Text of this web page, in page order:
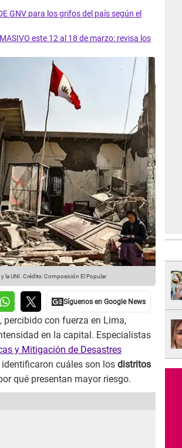
GNV para los grifos del país según el
este 12 al 18 de marzo: revisa los
la UNI. Crédito: Composición El Popular
percibido con fuerza en Lima,
en la capital. Especialistas
y Mitigación de Desastres
identificaron cuáles son los distritos
qué presentan mayor riesgo.